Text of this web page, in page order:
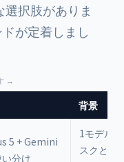
択肢がありま
が定着しまし
背景
5 + Gemini
分け
1モデル
スクと長